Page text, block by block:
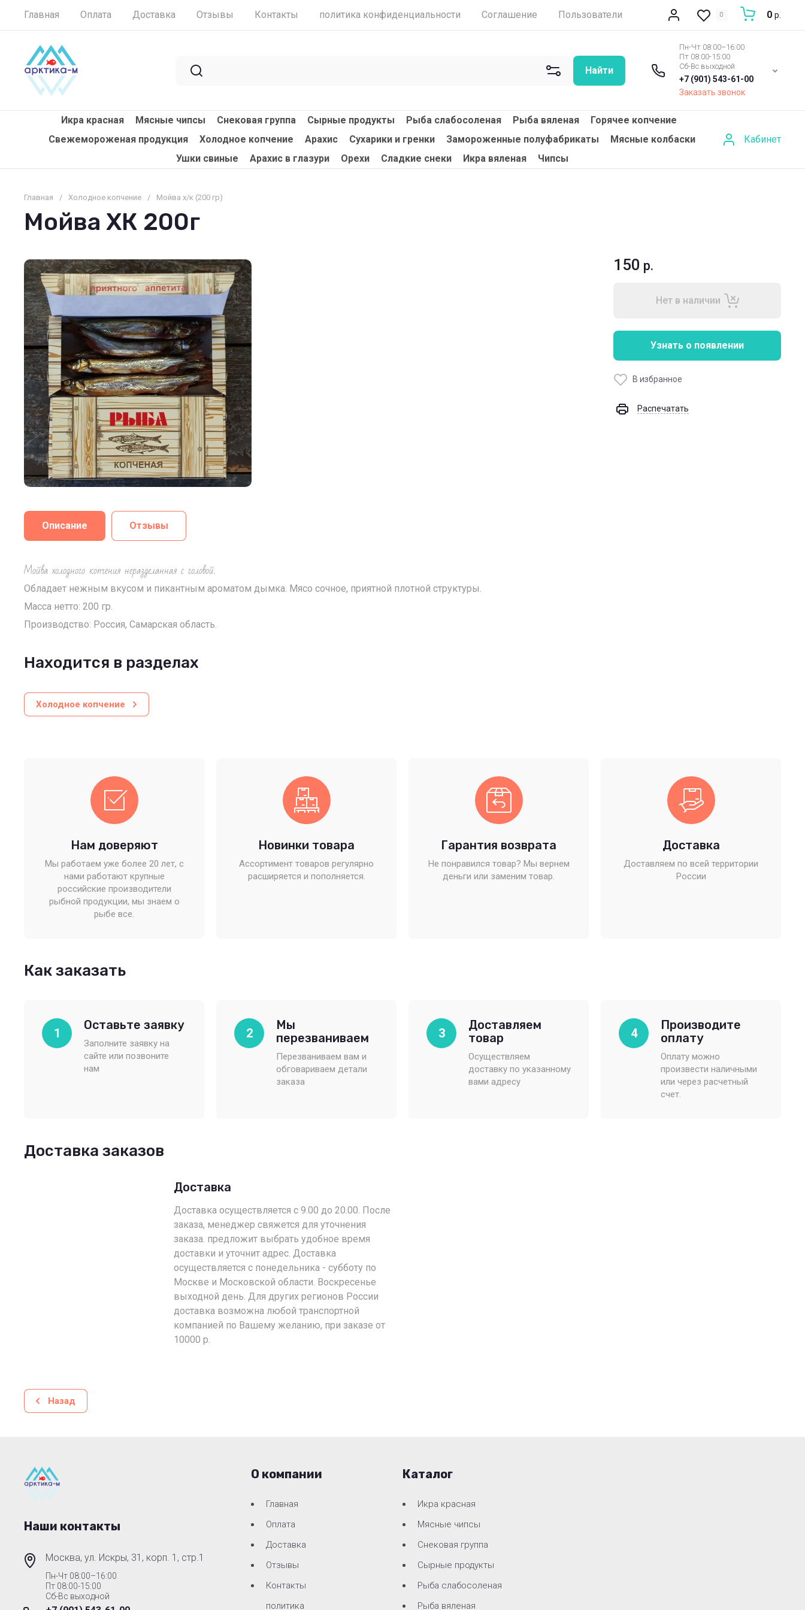
Главная Оплата Доставка Отзывы Контакты политика конфиденциальности Соглашение Пользователи 0 0 р.
Найти
Пн-Чт 08:00–16:00
Пт 08:00-15:00
Сб-Вс выходной
+7 (901) 543-61-00
Заказать звонок
Икра красная Мясные чипсы Снековая группа Сырные продукты Рыба слабосоленая Рыба вяленая
Горячее копчение
Свежемороженая продукция
Холодное копчение Арахис Сухарики и гренки Замороженные полуфабрикаты
Мясные колбаски
Ушки свиные
Арахис в глазури Орехи Сладкие снеки Икра вяленая Чипсы
Кабинет
Главная / Холодное копчение / Мойва х/к (200 гр)
Мойва ХК 200г
150 р.
Нет в наличии
Узнать о появлении
В избранное
Распечатать
Описание Отзывы
Мойва холодного копчения неразделанная с головой.
Обладает нежным вкусом и пикантным ароматом дымка. Мясо сочное, приятной плотной структуры.
Масса нетто: 200 гр.
Производство: Россия, Самарская область.
Находится в разделах
Холодное копчение
Нам доверяют
Мы работаем уже более 20 лет, с
нами работают крупные
российские производители
рыбной продукции, мы знаем о
рыбе все.
Новинки товара
Ассортимент товаров регулярно
расширяется и пополняется.
Гарантия возврата
Не понравился товар? Мы вернем
деньги или заменим товар.
Доставка
Доставляем по всей территории
России
Как заказать
1
Оставьте заявку
Заполните заявку на
сайте или позвоните
нам
2
Мы
перезваниваем
Перезваниваем вам и
обговариваем детали
заказа
3
Доставляем
товар
Осуществляем
доставку по указанному
вами адресу
4
Производите
оплату
Оплату можно
произвести наличными
или через расчетный
счет.
Доставка заказов
Доставка
Доставка осуществляется с 9.00 до 20.00. После
заказа, менеджер свяжется для уточнения
заказа. предложит выбрать удобное время
доставки и уточнит адрес. Доставка
осуществляется с понедельника - субботу по
Москве и Московской области. Воскресенье
выходной день. Для других регионов России
доставка возможна любой транспортной
компанией по Вашему желанию, при заказе от
10000 р.
Назад
Наши контакты
Москва, ул. Искры, 31, корп. 1, стр.1
Пн-Чт 08:00–16:00
Пт 08:00-15:00
Сб-Вс выходной
О компании
Главная
Оплата
Доставка
Отзывы
Контакты
политика
Каталог
Икра красная
Мясные чипсы
Снековая группа
Сырные продукты
Рыба слабосоленая
Рыба вяленая